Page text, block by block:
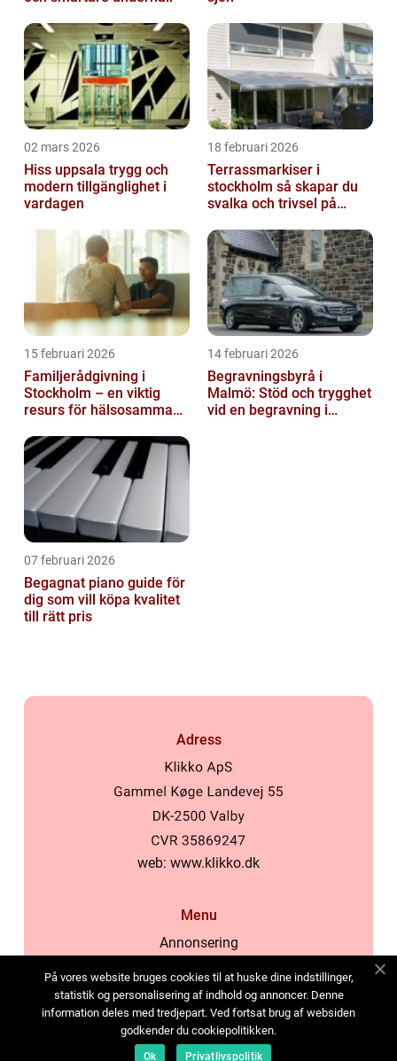
02 mars 2026
Hiss uppsala trygg och
modern tillgänglighet i
vardagen
18 februari 2026
Terrassmarkiser i
stockholm så skapar du
svalka och trivsel på
15 februari 2026
Familjerådgivning i
Stockholm – en viktig
resurs för hälsosamma
14 februari 2026
Begravningsbyrå i
Malmö: Stöd och trygghet
vid en begravning i
07 februari 2026
Begagnat piano guide för
dig som vill köpa kvalitet
till rätt pris
Adress
web: www.klikko.dk
Menu
Annonsering
Cookies
Kontakta oss
Sitemap
På vores website bruges cookies til at huske dine indstillinger,
statistik og personalisering af indhold og annoncer. Denne
information deles med tredjepart. Ved fortsat brug af websiden
godkender du cookiepolitikken.
Ok Privatlivspolitik